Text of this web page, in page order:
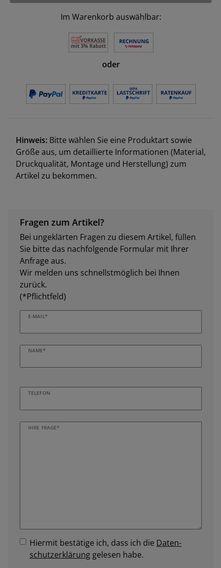
Im Warenkorb auswählbar:
oder
Hinweis: Bitte wählen Sie eine Produktart sowie
Größe aus, um detaillierte Informationen (Material,
Druckqualität, Montage und Herstellung) zum
Artikel zu bekommen.
Fragen zum Artikel?
Bei ungeklärten Fragen zu diesem Artikel, füllen
Sie bitte das nachfolgende Formular mit Ihrer
Anfrage aus.
Wir melden uns schnellstmöglich bei Ihnen
zurück.
(*Pflichtfeld)
E-MAIL*
NAME*
TELEFON
IHRE FRAGE*
Hiermit bestätige ich, dass ich die Daten­
schutz­erklärung gelesen habe.